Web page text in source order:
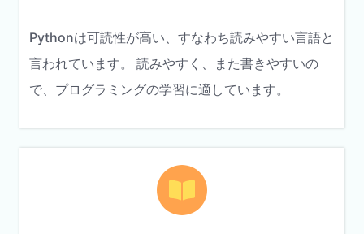
Pythonは可読性が高い、すなわち読みやすい言語と
言われています。 読みやすく、また書きやすいの
で、プログラミングの学習に適しています。